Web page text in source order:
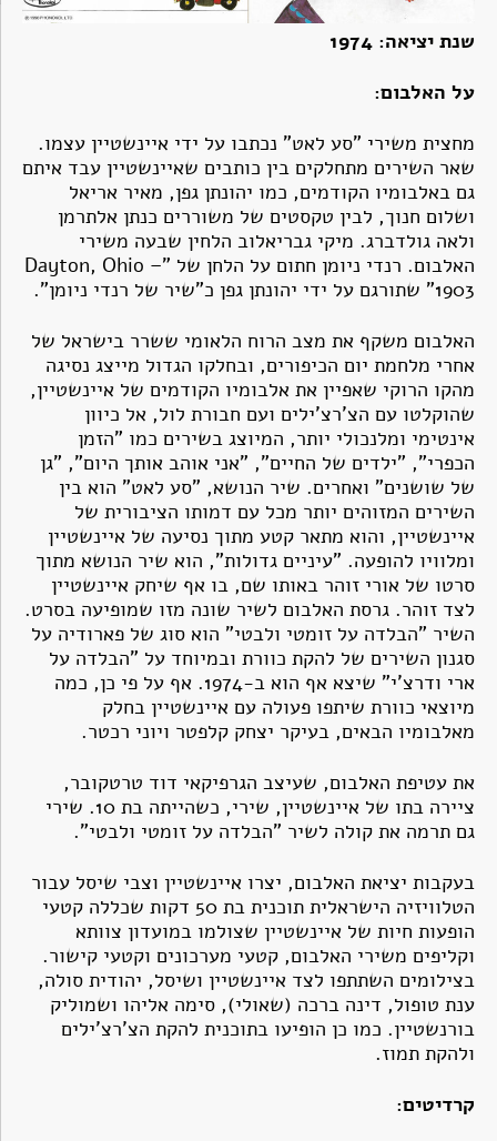
שנת יציאה: 1974
על האלבום:
מחצית משירי "סע לאט" נכתבו על ידי איינשטיין עצמו.
שאר השירים מתחלקים בין כותבים שאיינשטיין עבד איתם
גם באלבומיו הקודמים, כמו יהונתן גפן, מאיר אריאל
ושלום חנוך, לבין טקסטים של משוררים כנתן אלתרמן
ולאה גולדברג. מיקי גבריאלוב הלחין שבעה משירי
האלבום. רנדי ניומן חתום על הלחן של "Dayton, Ohio –
1903" שתורגם על ידי יהונתן גפן כ"שיר של רנדי ניומן".
האלבום משקף את מצב הרוח הלאומי ששרר בישראל של
אחרי מלחמת יום הכיפורים, ובחלקו הגדול מייצג נסיגה
מהקו הרוקי שאפיין את אלבומיו הקודמים של איינשטיין,
שהוקלטו עם הצ'רצ'ילים ועם חבורת לול, אל כיוון
אינטימי ומלנכולי יותר, המיוצג בשירים כמו "הזמן
הכפרי", "ילדים של החיים", "אני אוהב אותך היום", "גן
של שושנים" ואחרים. שיר הנושא, "סע לאט" הוא בין
השירים המזוהים יותר מכל עם דמותו הציבורית של
איינשטיין, והוא מתאר קטע מתוך נסיעה של איינשטיין
ומלוויו להופעה. "עיניים גדולות", הוא שיר הנושא מתוך
סרטו של אורי זוהר באותו שם, בו אף שיחק איינשטיין
לצד זוהר. גרסת האלבום לשיר שונה מזו שמופיעה בסרט.
השיר "הבלדה על זומטי ולבטי" הוא סוג של פארודיה על
סגנון השירים של להקת כוורת ובמיוחד על "הבלדה על
ארי ודרצ'י" שיצא אף הוא ב-1974. אף על פי כן, כמה
מיוצאי כוורת שיתפו פעולה עם איינשטיין בחלק
מאלבומיו הבאים, בעיקר יצחק קלפטר ויוני רכטר.
את עטיפת האלבום, שעיצב הגרפיקאי דוד טרטקובר,
ציירה בתו של איינשטיין, שירי, כשהייתה בת 10. שירי
גם תרמה את קולה לשיר "הבלדה על זומטי ולבטי".
בעקבות יציאת האלבום, יצרו איינשטיין וצבי שיסל עבור
הטלוויזיה הישראלית תוכנית בת 50 דקות שכללה קטעי
הופעות חיות של איינשטיין שצולמו במועדון צוותא
וקליפים משירי האלבום, קטעי מערכונים וקטעי קישור.
בצילומים השתתפו לצד איינשטיין ושיסל, יהודית סולה,
ענת טופול, דינה ברכה (שאולי), סימה אליהו ושמוליק
בורנשטיין. כמו כן הופיעו בתוכנית להקת הצ'רצ'ילים
ולהקת תמוז.
קרדיטים: